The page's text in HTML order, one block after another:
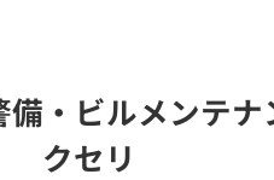
・ビルメンテ
クセリ